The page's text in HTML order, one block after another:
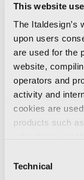
This website
The Italdesign’s
upon users
are used for the
website,
operators and
activity and
cookies are
products such
Selection
Technical
Hai già fatto